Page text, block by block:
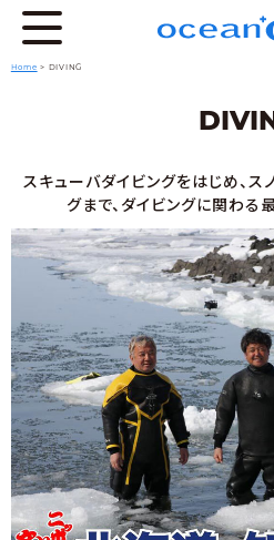
Home > DIVING
スキューバダイビングをはじめ、ス
グまで、ダイビングに関わる